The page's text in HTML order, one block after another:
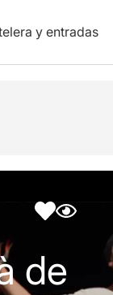
y entradas
de